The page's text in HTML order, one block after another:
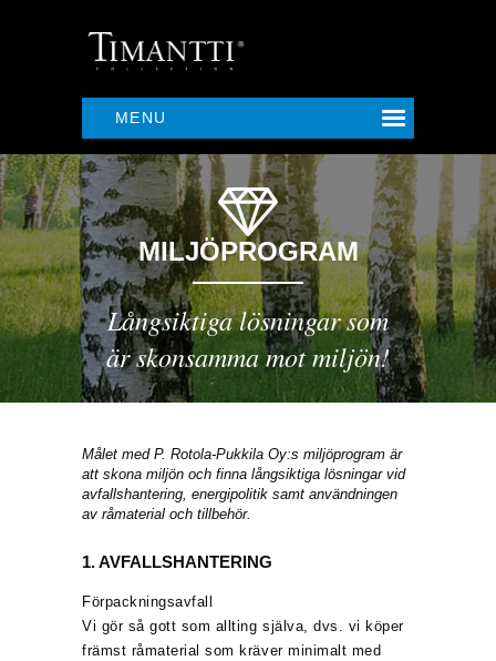
MENU
MILJÖPROGRAM
Långsiktiga lösningar som
är skonsamma mot miljön!
Målet med P. Rotola-Pukkila Oy:s miljöprogram är
att skona miljön och finna långsiktiga lösningar vid
avfallshantering, energipolitik samt användningen
av råmaterial och tillbehör.
1. AVFALLSHANTERING
Förpackningsavfall
Vi gör så gott som allting själva, dvs. vi köper
främst råmaterial som kräver minimalt med